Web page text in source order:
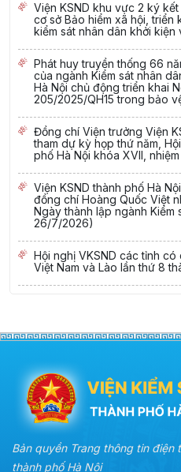
Viện KSND khu vực 2 ký
cơ sở Bảo hiểm xã hội, triển
kiểm sát nhân dân khởi
Phát huy truyền thống 66
của ngành Kiểm sát nhân
Hà Nội chủ động triển khai
205/2025/QH15 trong bảo
Đồng chí Viện trưởng Viện
tham dự kỳ họp thứ năm,
phố Hà Nội khóa XVII,
Viện KSND thành phố Hà
đồng chí Hoàng Quốc Việt
Ngày thành lập ngành
26/7/2026)
Hội nghị VKSND các tỉnh
Việt Nam và Lào lần thứ 8
Bản quyền Trang thông tin điện
thành phố Hà Nội